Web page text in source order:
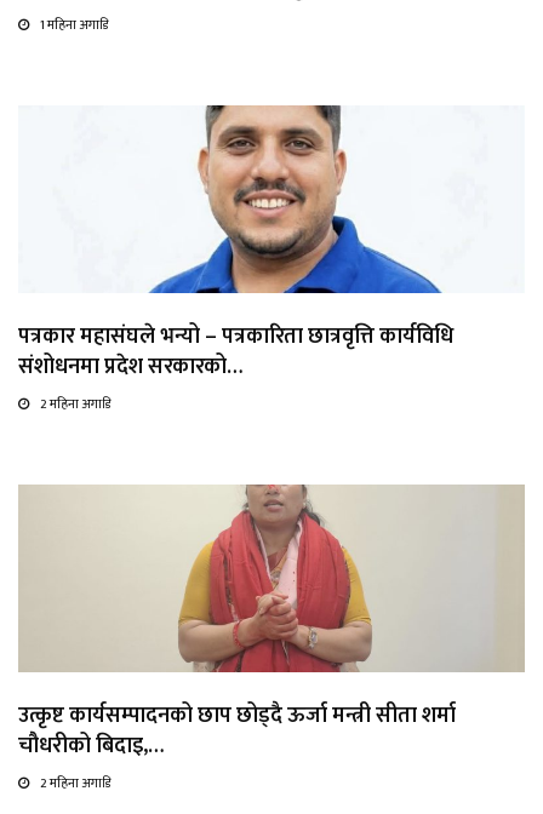
1 महिना अगाडि
पत्रकार महासंघले भन्यो – पत्रकारिता छात्रवृत्ति कार्यविधि
संशोधनमा प्रदेश सरकारको…
2 महिना अगाडि
उत्कृष्ट कार्यसम्पादनको छाप छोड्दै ऊर्जा मन्त्री सीता शर्मा
चौधरीको बिदाइ,…
2 महिना अगाडि